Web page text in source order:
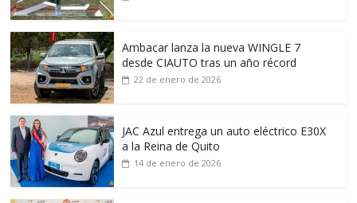
Ambacar lanza la nueva WINGLE 7
desde CIAUTO tras un año récord
22 de enero de 2026
JAC Azul entrega un auto eléctrico E30X
a la Reina de Quito
14 de enero de 2026